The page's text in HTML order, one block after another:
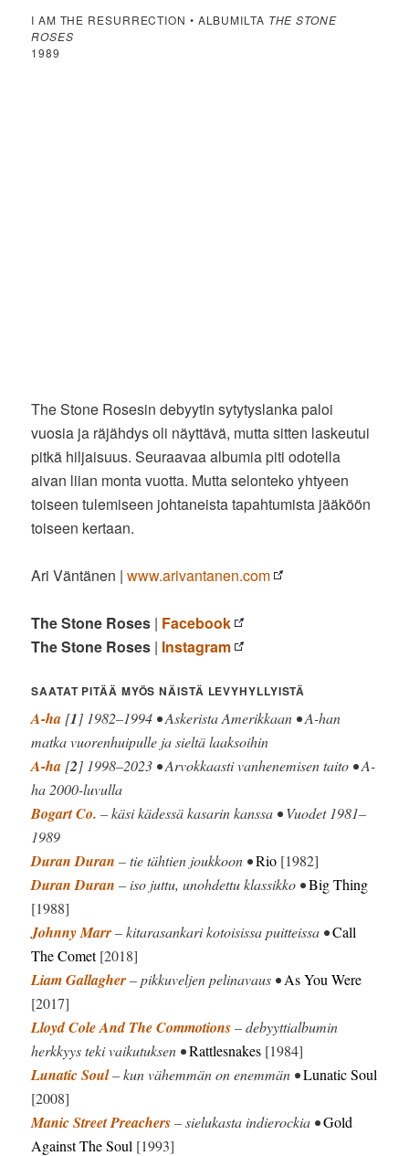
I AM THE RESURRECTION • ALBUMILTA THE STONE
ROSES
1989
The Stone Rosesin debyytin sytytyslanka paloi
vuosia ja räjähdys oli näyttävä, mutta sitten laskeutui
pitkä hiljaisuus. Seuraavaa albumia piti odotella
aivan liian monta vuotta. Mutta selonteko yhtyeen
toiseen tulemiseen johtaneista tapahtumista jääköön
toiseen kertaan.
Ari Väntänen |www.arivantanen.com
The Stone Roses | Facebook
The Stone Roses | Instagram
SAATAT PITÄÄ MYÖS NÄISTÄ LEVYHYLLYISTÄ
A-ha [1] 1982–1994 • Askerista Amerikkaan • A-han
matka vuorenhuipulle ja sieltä laaksoihin
A-ha [2] 1998–2023 • Arvokkaasti vanhenemisen taito • A-
ha 2000-luvulla
Bogart Co. – käsi kädessä kasarin kanssa • Vuodet 1981–
1989
Duran Duran – tie tähtien joukkoon •Rio [1982]
Duran Duran – iso juttu, unohdettu klassikko •Big Thing
[1988]
Johnny Marr– kitarasankari kotoisissa puitteissa •Call
The Comet[2018]
Liam Gallagher– pikkuveljen pelinavaus •As You Were
[2017]
Lloyd Cole And The Commotions– debyyttialbumin
herkkyys teki vaikutuksen •Rattlesnakes [1984]
Lunatic Soul– kun vähemmän on enemmän •Lunatic Soul
[2008]
Manic Street Preachers– sielukasta indierockia •Gold
Against The Soul [1993]